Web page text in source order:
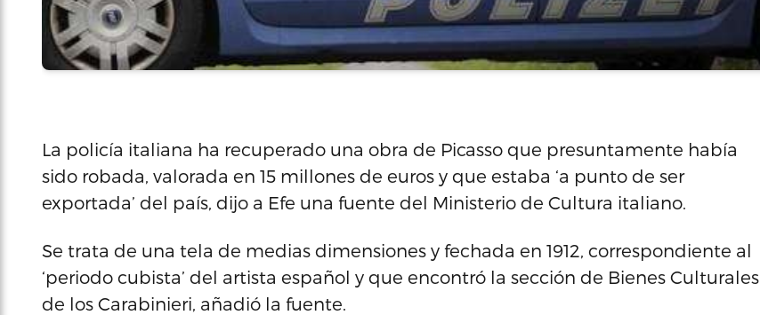
La policía italiana ha recuperado una obra de Picasso que presuntamente había
sido robada, valorada en 15 millones de euros y que estaba ‘a punto de ser
exportada’ del país, dijo a Efe una fuente del Ministerio de Cultura italiano.
Se trata de una tela de medias dimensiones y fechada en 1912, correspondiente al
‘periodo cubista’ del artista español y que encontró la sección de Bienes Culturales
de los Carabinieri, añadió la fuente.